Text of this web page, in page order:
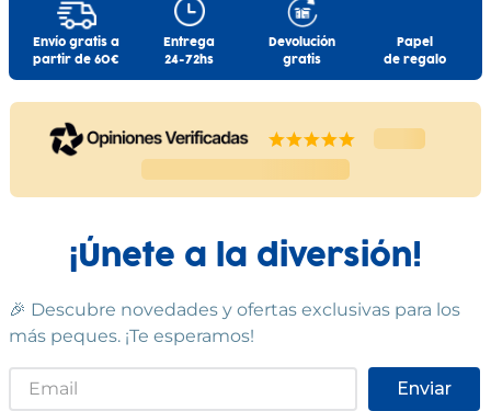
Envío gratis a
partir de 60€
Entrega
24-72hs
Devolución
gratis
Papel
de regalo
¡Únete a la diversión!
🎉 Descubre novedades y ofertas exclusivas para los
más peques. ¡Te esperamos!
Enviar